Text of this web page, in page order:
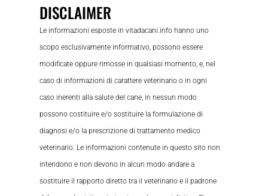
DISCLAIMER
Le informazioni esposte in vitadacani.info hanno uno
scopo esclusivamente informativo, possono essere
modificate oppure rimosse in qualsiasi momento, e, nel
caso di informazioni di carattere veterinario o in ogni
caso inerenti alla salute del cane, in nessun modo
possono costituire e/o sostituire la formulazione di
diagnosi e/o la prescrizione di trattamento medico
veterinario. Le informazioni contenute in questo sito non
intendono e non devono in alcun modo andare a
sostituire il rapporto diretto tra il veterinario e il padrone